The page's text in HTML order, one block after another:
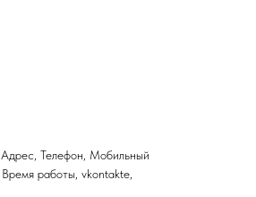
Телефон, Мобильный
работы, vkontakte,